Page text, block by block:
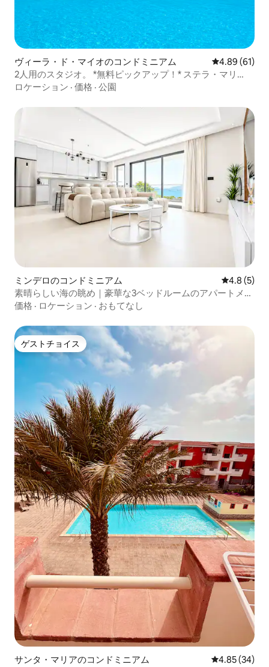
ヴィーラ・ド・マイオのコンドミニアム レビュー61
4.89 (61)
2人用のスタジオ。 *無料ピックアップ！* ステラ・マリ
ス！
ロケーション · 価格 · 公園
ミンデロのコンドミニアム レビュー5
4.8 (5)
素晴らしい海の眺め｜豪華な3ベッドルームのアパートメン
ト
価格 · ロケーション · おもてなし
ゲストチョイス
ゲストチョイス
サンタ・マリアのコンドミニアム レビュー34
4.85 (34)